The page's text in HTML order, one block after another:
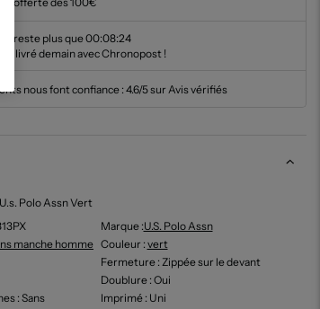
reste plus que00:08:23
livré demain avec Chronopost !
nous font confiance : 4.6/5 sur Avis vérifiés
Polo Assn Vert
Marque :U.s. Polo Assn
manche homme Couleur : vert
Fermeture: Zippée sur le devant
Doublure: Oui
: Sans Imprimé: Uni